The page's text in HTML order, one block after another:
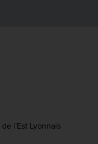
l'Est Lyonnais